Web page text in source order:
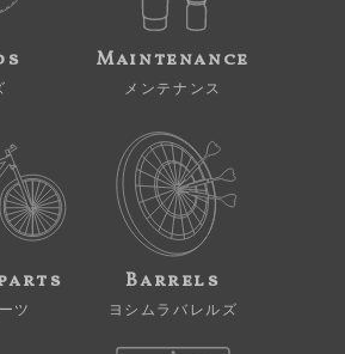
Maintenance
メンテナンス
ツ
Barrels
ヨシムラバレルズ